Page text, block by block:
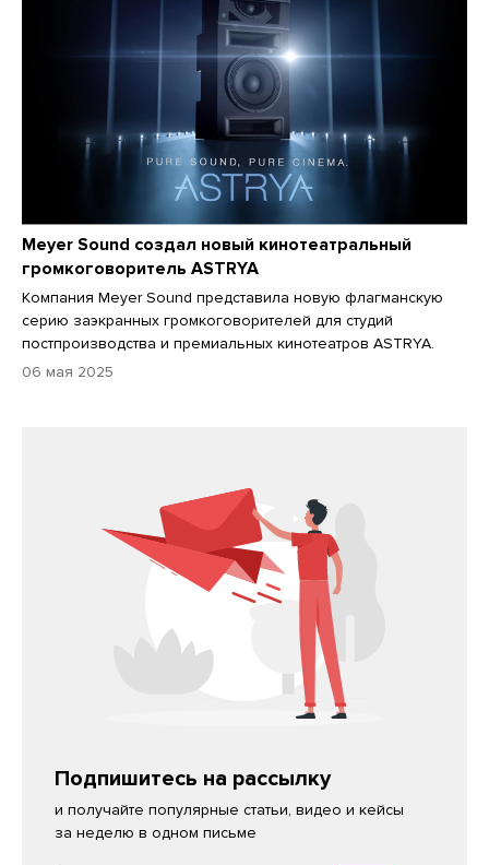
Meyer Sound создал новый кинотеатральный
громкоговоритель ASTRYA
Компания Meyer Sound представила новую флагманскую
серию заэкранных громкоговорителей для студий
постпроизводства и премиальных кинотеатров ASTRYA.
06 мая 2025
Подпишитесь на рассылку
и получайте популярные статьи, видео и кейсы
за неделю в одном письме